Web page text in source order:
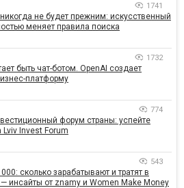
1741
не будет прежним: искусственный
меняет правила поиска
1732
быть чат-ботом. OpenAI создает
платформу
774
форум страны: успейте
Lviv Invest Forum
543
сколько зарабатывают и тратят в
инсайты от znamy и Women Make Money